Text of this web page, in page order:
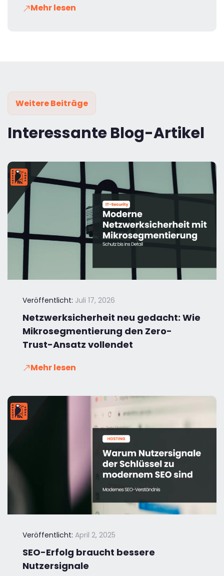
Mehr lesen
Weitere Beiträge
Interessante Blog-Artikel
Veröffentlicht: Juli 17, 2026
Netzwerksicherheit neu gedacht: Wie
Mikrosegmentierung den Zero-
Trust-Ansatz vollendet
Mehr lesen
Veröffentlicht: April 2, 2025
SEO-Erfolg braucht bessere
Nutzersignale